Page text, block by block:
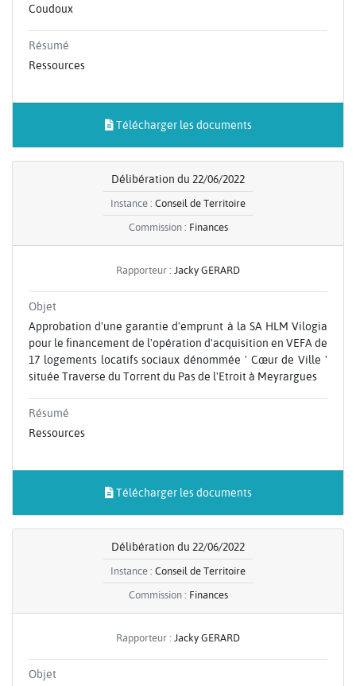
Coudoux
Résumé
Ressources
Télécharger les documents
Délibération du 22/06/2022
Instance : Conseil de Territoire
Commission : Finances
Rapporteur : Jacky GERARD
Objet
Approbation d'une garantie d'emprunt à la SA HLM Vilogia
pour le financement de l'opération d'acquisition en VEFA de
17 logements locatifs sociaux dénommée ' Cœur de Ville '
située Traverse du Torrent du Pas de l'Etroit à Meyrargues
Résumé
Ressources
Télécharger les documents
Délibération du 22/06/2022
Instance : Conseil de Territoire
Commission : Finances
Rapporteur : Jacky GERARD
Objet